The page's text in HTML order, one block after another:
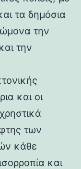
τα δημόσια
την
την
και οι
των
κάθε
και